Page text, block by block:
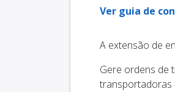
Ver guia de
A extensão de
Gere ordens de
transportadoras